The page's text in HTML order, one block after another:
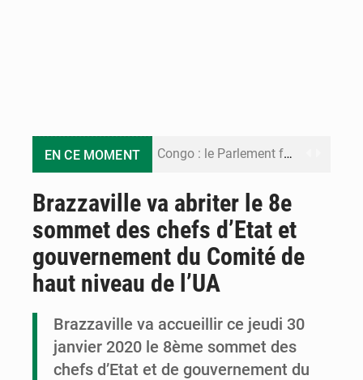
EN CE MOMENT Congo : le Parlement formule 28 recommandations sur le Cadre budgétaire 2027-2029
Congo : la Grande foire agricole pour renforcer la souveraineté alimentaire
Congo-RDC : Brazzaville et Kinshasa renforcent leur coopération en faveur de la jeunesse
Brazzaville va abriter le 8e
sommet des chefs d’Etat et
gouvernement du Comité de
haut niveau de l’UA
Brazzaville va accueillir ce jeudi 30
janvier 2020 le 8ème sommet des
chefs d’Etat et de gouvernement du